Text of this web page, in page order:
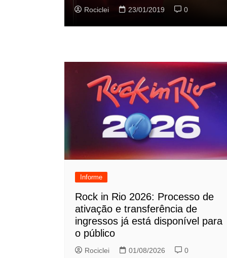
Rociclei 22/01/2019 0
Informe
Rock in Rio 2026: Processo de
ativação e transferência de
ingressos já está disponível para
o público
Rociclei 01/08/2026 0